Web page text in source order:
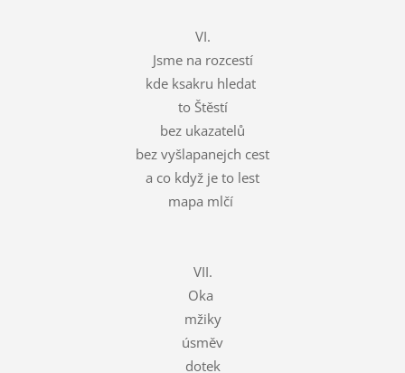
VI.
Jsme na rozcestí
kde ksakru hledat
to Štěstí
bez ukazatelů
bez vyšlapanejch cest
a co když je to lest
mapa mlčí
VII.
Oka
mžiky
úsměv
dotek